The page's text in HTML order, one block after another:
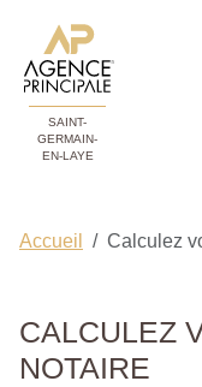
SAINT-
GERMAIN-
EN-LAYE
Accueil Calculez
CALCULEZ
NOTAIRE